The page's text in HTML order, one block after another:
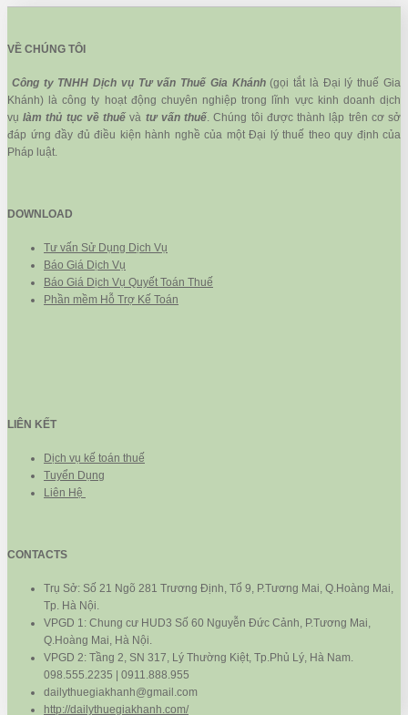
VỀ CHÚNG TÔI
Công ty TNHH Dịch vụ Tư vấn Thuế Gia Khánh(gọi tắt là Đại lý thuế Gia
Khánh) là công ty hoạt động chuyên nghiệp trong lĩnh vực kinh doanh dịch
vụlàm thủ tục về thuế và tư vấn thuế. Chúng tôi được thành lập trên cơ sở
đáp ứng đầy đủ điều kiện hành nghề của một Đại lý thuế theo quy định của
Pháp luật.
DOWNLOAD
Tư vấn Sử Dụng Dịch Vụ
Báo Giá Dịch Vụ
Báo Giá Dịch Vụ Quyết Toán Thuế
Phần mềm Hỗ Trợ Kế Toán
LIÊN KẾT
Dịch vụ kế toán thuế
Tuyển Dụng
Liên Hệ
CONTACTS
Trụ Sở: Số 21 Ngõ 281 Trương Định, Tổ 9, P.Tương Mai, Q.Hoàng Mai,
Tp. Hà Nội.
VPGD 1: Chung cư HUD3 Số 60 Nguyễn Đức Cảnh, P.Tương Mai,
Q.Hoàng Mai, Hà Nội.
VPGD 2: Tầng 2, SN 317, Lý Thường Kiệt, Tp.Phủ Lý, Hà Nam.
098.555.2235 | 0911.888.955
dailythuegiakhanh@gmail.com
http://dailythuegiakhanh.com/